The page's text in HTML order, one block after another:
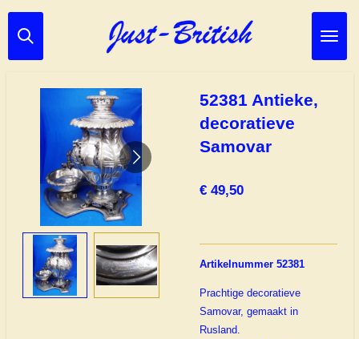
Ga
direct
hoofdinhoud
52381 Antieke,
decoratieve
Samovar
€ 49,50
Artikelnummer 52381
Prachtige decoratieve
Samovar, gemaakt in
Rusland.